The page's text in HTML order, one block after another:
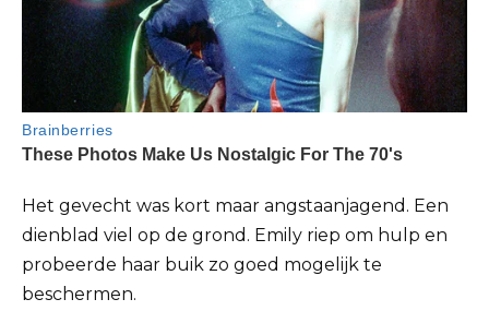
Het gevecht was kort maar angstaanjagend. Een
dienblad viel op de grond. Emily riep om hulp en
probeerde haar buik zo goed mogelijk te
beschermen.